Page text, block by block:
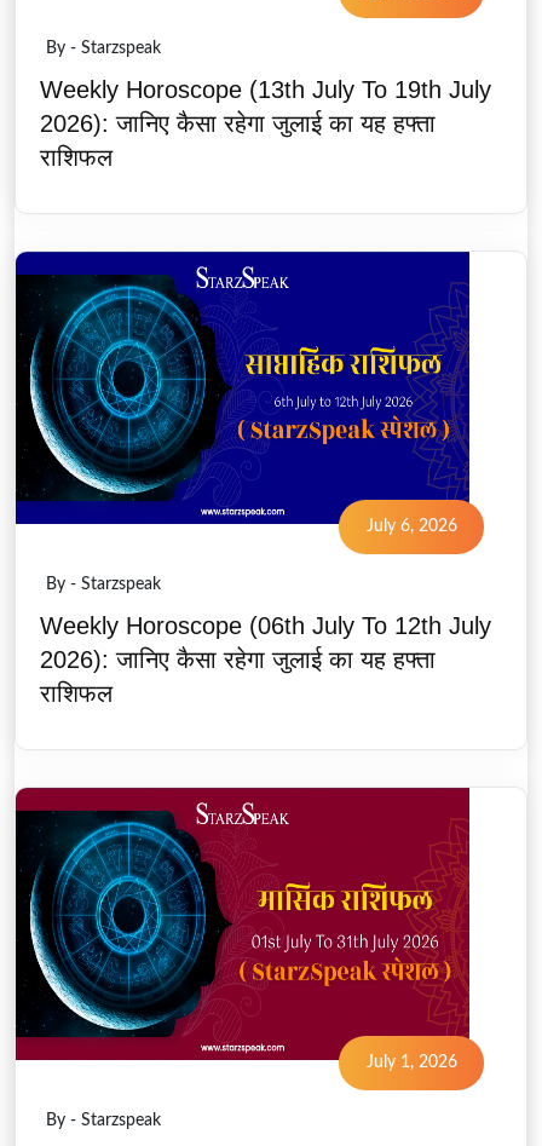
By - Starzspeak
Weekly Horoscope (13th July To 19th July
2026): जानिए कैसा रहेगा जुलाई का यह हफ्ता
राशिफल
July 6, 2026
By - Starzspeak
Weekly Horoscope (06th July To 12th July
2026): जानिए कैसा रहेगा जुलाई का यह हफ्ता
राशिफल
July 1, 2026
By - Starzspeak